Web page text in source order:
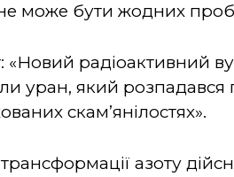
може бути жодних
«Новий радіоактивний
уран, який
скам’янілостях».
трансформації азоту